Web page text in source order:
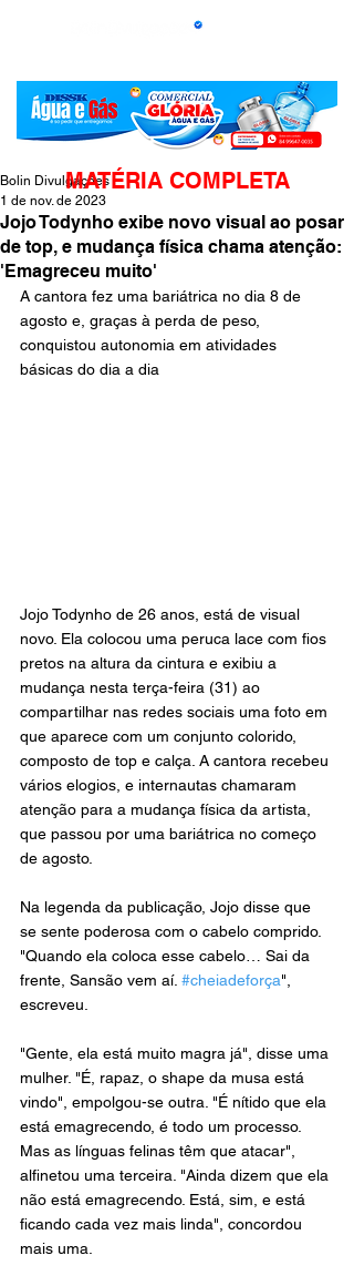
Jojo Todynho exibe novo visual ao posar
de top, e mudança física chama atenção:
'Emagreceu muito'
Bolin Divulgações
1 de nov. de 2023
A cantora fez uma bariátrica no dia 8 de
agosto e, graças à perda de peso,
conquistou autonomia em atividades
básicas do dia a dia
Jojo Todynho de 26 anos, está de visual
novo. Ela colocou uma peruca lace com fios
pretos na altura da cintura e exibiu a
mudança nesta terça-feira (31) ao
compartilhar nas redes sociais uma foto em
que aparece com um conjunto colorido,
composto de top e calça. A cantora recebeu
vários elogios, e internautas chamaram
atenção para a mudança física da artista,
que passou por uma bariátrica no começo
de agosto.
Na legenda da publicação, Jojo disse que
se sente poderosa com o cabelo comprido.
"Quando ela coloca esse cabelo… Sai da
frente, Sansão vem aí. #cheiadeforça",
escreveu.
"Gente, ela está muito magra já", disse uma
mulher. "É, rapaz, o shape da musa está
vindo", empolgou-se outra. "É nítido que ela
está emagrecendo, é todo um processo.
Mas as línguas felinas têm que atacar",
alfinetou uma terceira. "Ainda dizem que ela
não está emagrecendo. Está, sim, e está
ficando cada vez mais linda", concordou
mais uma.
MATÉRIA COMPLETA